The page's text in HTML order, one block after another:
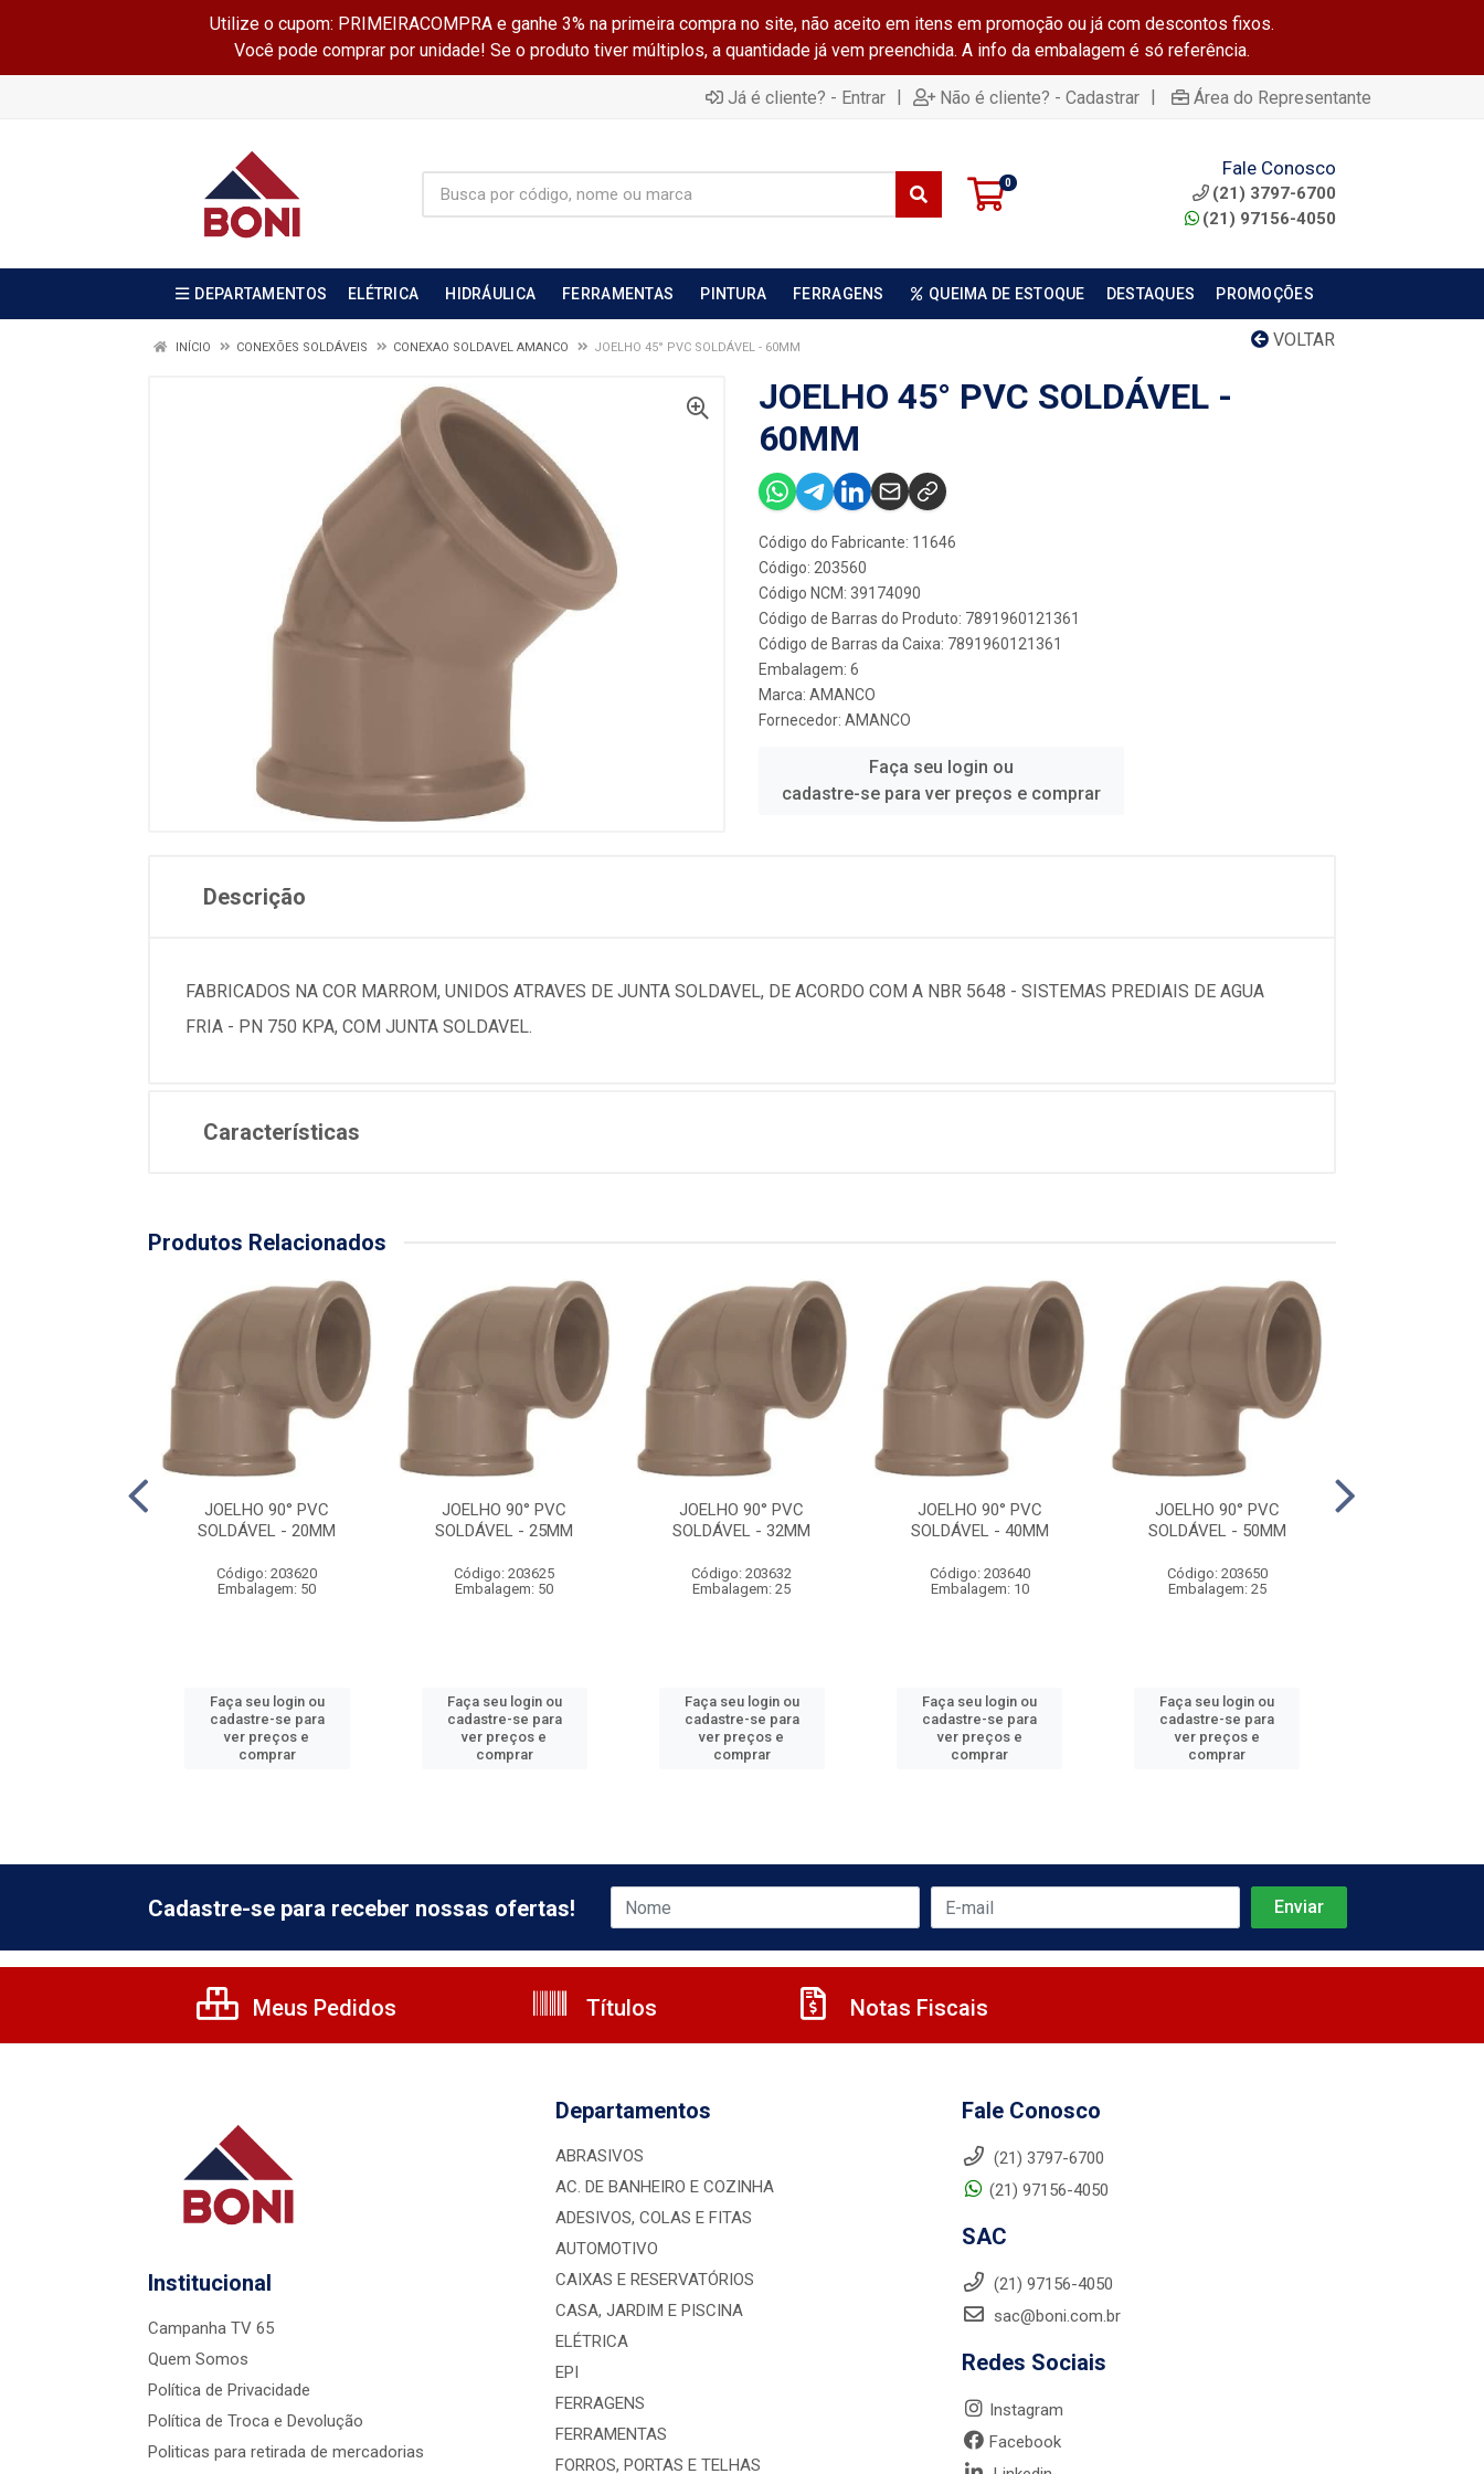
Utilize o cupom: PRIMEIRACOMPRA e ganhe 3% na primeira compra no site, não aceito em itens em promoção ou já com descontos fixos.
Você pode comprar por unidade! Se o produto tiver múltiplos, a quantidade já vem preenchida. A info da embalagem é só referência.
Já é cliente? - Entrar | Não é cliente? - Cadastrar | Área do Representante
0
Fale Conosco
(21) 3797-6700
(21) 97156-4050
DEPARTAMENTOS ELÉTRICA HIDRÁULICA FERRAMENTAS PINTURA FERRAGENS QUEIMA DE ESTOQUE DESTAQUES PROMOÇÕES
VOLTAR
INÍCIO CONEXÕES SOLDÁVEIS CONEXAO SOLDAVEL AMANCO JOELHO 45° PVC SOLDÁVEL - 60MM
JOELHO 45° PVC SOLDÁVEL -
60MM
Código do Fabricante: 11646
Código: 203560
Código NCM: 39174090
Código de Barras do Produto: 7891960121361
Código de Barras da Caixa: 7891960121361
Embalagem: 6
Marca: AMANCO
Fornecedor: AMANCO
Faça seu login ou
cadastre-se para ver preços e comprar
Descrição
FABRICADOS NA COR MARROM, UNIDOS ATRAVES DE JUNTA SOLDAVEL, DE ACORDO COM A NBR 5648 - SISTEMAS PREDIAIS DE AGUA
FRIA - PN 750 KPA, COM JUNTA SOLDAVEL.
Características
Produtos Relacionados
JOELHO 90° PVC
SOLDÁVEL - 20MM
Código: 203620
Embalagem: 50
Faça seu login ou
cadastre-se para
ver preços e
comprar
JOELHO 90° PVC
SOLDÁVEL - 25MM
Código: 203625
Embalagem: 50
Faça seu login ou
cadastre-se para
ver preços e
comprar
JOELHO 90° PVC
SOLDÁVEL - 32MM
Código: 203632
Embalagem: 25
Faça seu login ou
cadastre-se para
ver preços e
comprar
JOELHO 90° PVC
SOLDÁVEL - 40MM
Código: 203640
Embalagem: 10
Faça seu login ou
cadastre-se para
ver preços e
comprar
JOELHO 90° PVC
SOLDÁVEL - 50MM
Código: 203650
Embalagem: 25
Faça seu login ou
cadastre-se para
ver preços e
comprar
Cadastre-se para receber nossas ofertas!
Meus Pedidos Títulos Notas Fiscais
Institucional
Campanha TV 65
Quem Somos
Política de Privacidade
Política de Troca e Devolução
Politicas para retirada de mercadorias
Departamentos
ABRASIVOS
AC. DE BANHEIRO E COZINHA
ADESIVOS, COLAS E FITAS
AUTOMOTIVO
CAIXAS E RESERVATÓRIOS
CASA, JARDIM E PISCINA
ELÉTRICA
EPI
FERRAGENS
FERRAMENTAS
FORROS, PORTAS E TELHAS
Fale Conosco
(21) 3797-6700
(21) 97156-4050
SAC
(21) 97156-4050
sac@boni.com.br
Redes Sociais
Instagram
Facebook